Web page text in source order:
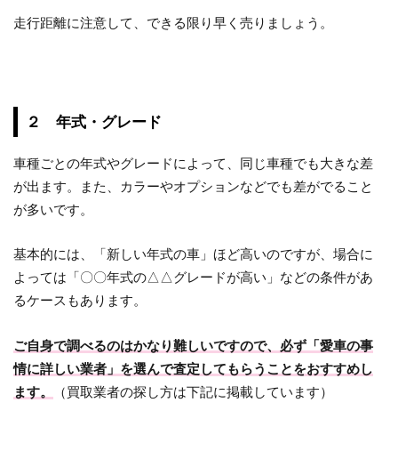
走行距離に注意して、できる限り早く売りましょう。
２ 年式・グレード
車種ごとの年式やグレードによって、同じ車種でも大きな差
が出ます。また、カラーやオプションなどでも差がでること
が多いです。
基本的には、「新しい年式の車」ほど高いのですが、場合に
よっては「〇〇年式の△△グレードが高い」などの条件があ
るケースもあります。
ご自身で調べるのはかなり難しいですので、必ず「愛車の事
情に詳しい業者」を選んで査定してもらうことをおすすめし
ます。
（買取業者の探し方は下記に掲載しています）